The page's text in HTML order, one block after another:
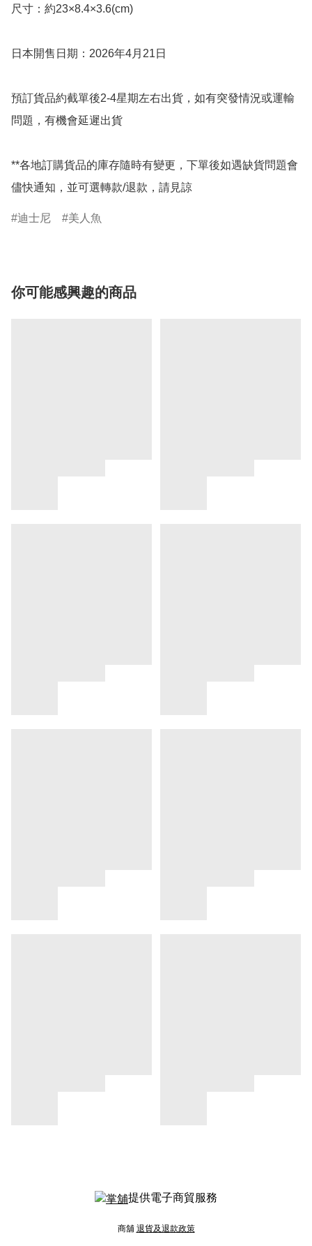
尺寸：約23×8.4×3.6(cm)
日本開售日期：2026年4月21日
預訂貨品約截單後2-4星期左右出貨，如有突發情況或運輸
問題，有機會延遲出貨
**各地訂購貨品的庫存隨時有變更，下單後如遇缺貨問題會
儘快通知，並可選轉款/退款，請見諒
迪士尼 美人魚
你可能感興趣的商品
提供電子商貿服務
商舖 退貨及退款政策